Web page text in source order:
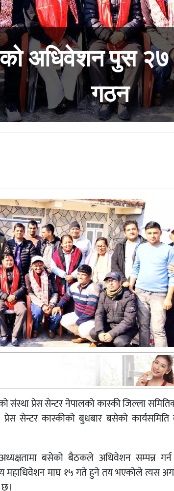
अधिवेशन पुस २७
गठन
संस्था प्रेस सेन्टर नेपालको कास्की जिल्ला
सेन्टर कास्कीको बुधबार बसेको
बसेको बैठकले अधिवेशन सम्पन्न गर्न
महाधिवेशन माघ १५ गते हुने तय भएकोले त्यस